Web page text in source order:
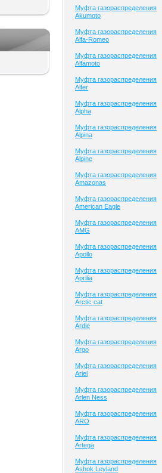
Муфта газораспределения
Akumoto
Муфта газораспределения
Alfa-Romeo
Муфта газораспределения
Alfamoto
Муфта газораспределения
Alfer
Муфта газораспределения
Alpha
Муфта газораспределения
Alpina
Муфта газораспределения
Alpine
Муфта газораспределения
Amazonas
Муфта газораспределения
American Eagle
Муфта газораспределения
AMG
Муфта газораспределения
Apollo
Муфта газораспределения
Aprilia
Муфта газораспределения
Arctic cat
Муфта газораспределения
Ardie
Муфта газораспределения
Argo
Муфта газораспределения
Ariel
Муфта газораспределения
Arlen Ness
Муфта газораспределения
ARO
Муфта газораспределения
Artega
Муфта газораспределения
Ashok Leyland